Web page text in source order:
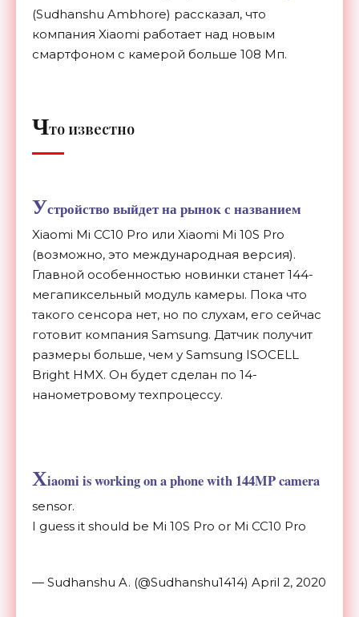
(Sudhanshu Ambhore) рассказал, что
компания Xiaomi работает над новым
смартфоном с камерой больше 108 Мп.
Что известно
Устройство выйдет на рынок с названием
Xiaomi Mi CC10 Pro или Xiaomi Mi 10S Pro
(возможно, это международная версия).
Главной особенностью новинки станет 144-
мегапиксельный модуль камеры. Пока что
такого сенсора нет, но по слухам, его сейчас
готовит компания Samsung. Датчик получит
размеры больше, чем у Samsung ISOCELL
Bright HMX. Он будет сделан по 14-
нанометровому техпроцессу.
Xiaomi is working on a phone with 144MP camera
sensor.
I guess it should be Mi 10S Pro or Mi CC10 Pro
— Sudhanshu A. (@Sudhanshu1414) April 2, 2020